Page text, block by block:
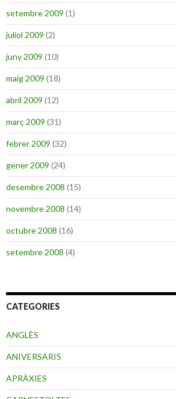
setembre 2009 (1)
juliol 2009 (2)
juny 2009 (10)
maig 2009 (18)
abril 2009 (12)
març 2009 (31)
febrer 2009 (32)
gener 2009 (24)
desembre 2008 (15)
novembre 2008 (14)
octubre 2008 (16)
setembre 2008 (4)
CATEGORIES
ANGLÈS
ANIVERSARIS
APRÀXIES